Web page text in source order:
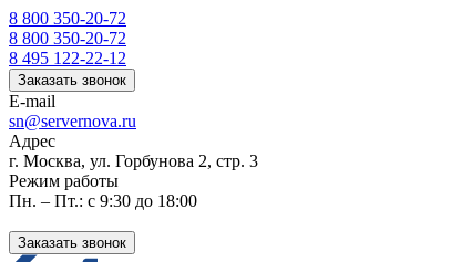
8 800 350-20-72
8 800 350-20-72
8 495 122-22-12
Заказать звонок
E-mail
sn@servernova.ru
Адрес
г. Москва, ул. Горбунова 2, стр. 3
Режим работы
Пн. – Пт.: с 9:30 до 18:00
Заказать звонок